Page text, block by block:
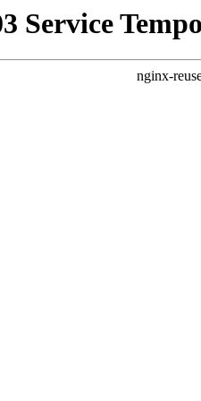
Service
nginx-